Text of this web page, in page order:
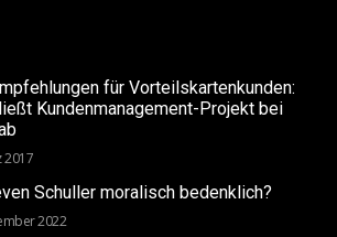
für Vorteilskartenkunden:
Kundenmanagement-Projekt bei
2017
Schuller moralisch bedenklich?
2022